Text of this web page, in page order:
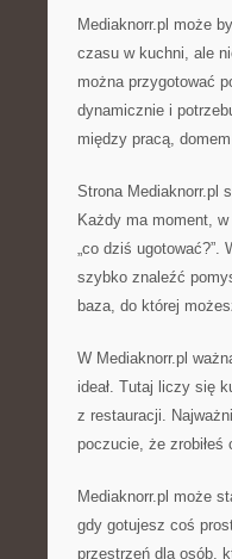
Mediaknorr.pl może
czasu w kuchni, ale
można przygotować
dynamicznie i
między pracą,
Strona Mediaknorr.pl
Każdy ma moment,
„co dziś ugotować?”.
szybko znaleźć
baza, do której
W Mediaknorr.pl
ideał. Tutaj liczy się
z restauracji.
poczucie, że zrobiłeś
Mediaknorr.pl może
gdy gotujesz coś
przestrzeń dla osób,